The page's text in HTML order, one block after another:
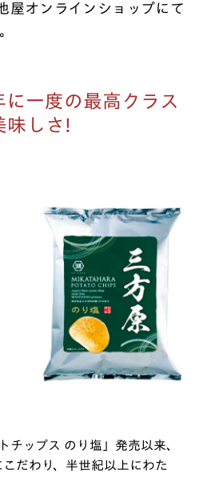
屋オンラインショップにて
一度の最高クラス
味しさ!
チップス のり塩」発売以来、
だわり、半世紀以上にわた